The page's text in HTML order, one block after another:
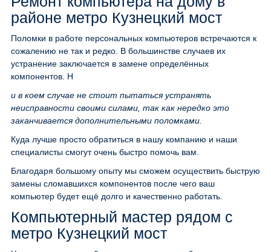
районе метро Кузнецкий мост
Поломки в работе персональных компьютеров встречаются к
сожалению не так и редко. В большинстве случаев их
устранение заключается в замене определённых
компонентов. Н
и в коем случае не стоит пытаться устранять
неисправности своими силами, так как нередко это
заканчивается дополнительными поломками.
Куда лучше просто обратиться в нашу компанию и наши
специалисты смогут очень быстро помочь вам.
Благодаря большому опыту мы сможем осуществить быструю
замены сломавшихся компонентов после чего ваш
компьютер будет ещё долго и качественно работать.
Компьютерный мастер рядом с
метро Кузнецкий мост